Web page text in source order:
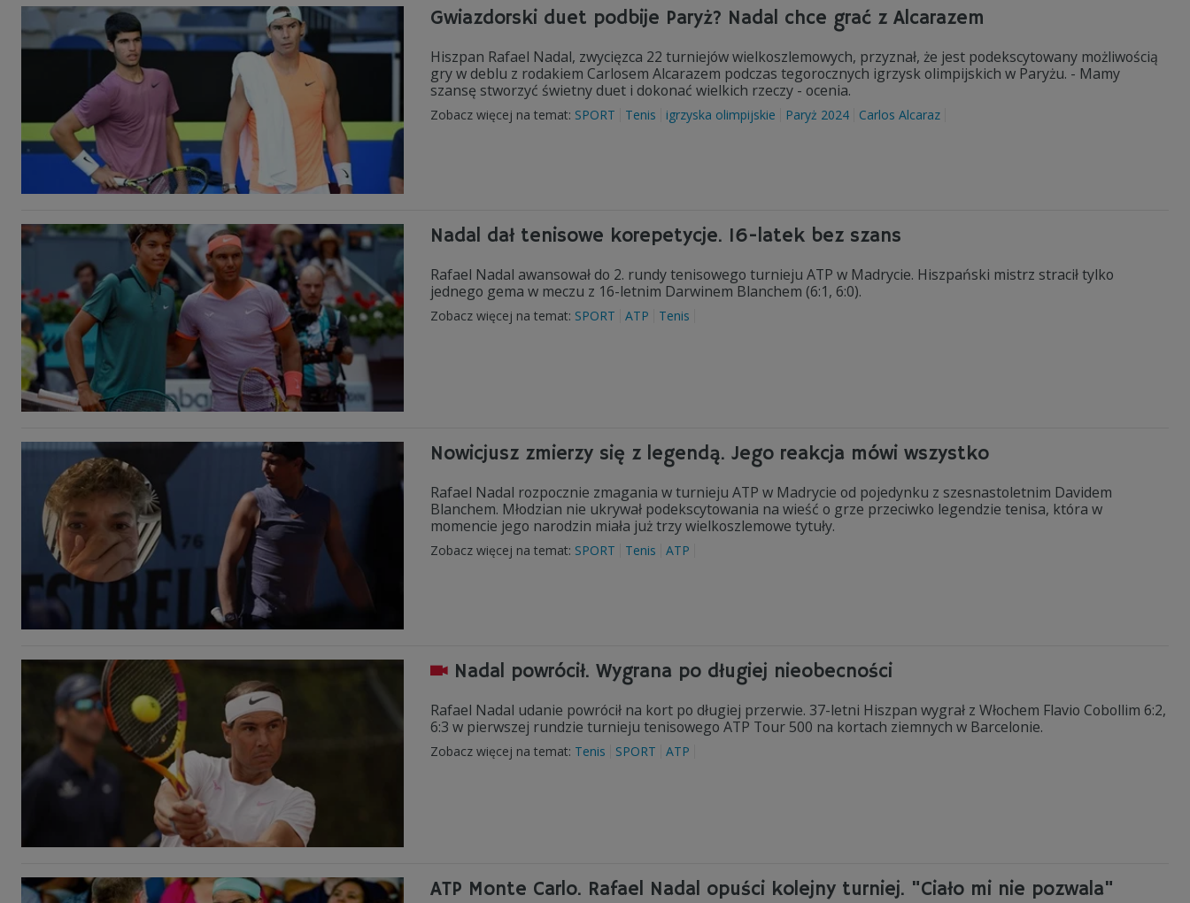
Gwiazdorski duet podbije Paryż? Nadal chce grać z Alcarazem
Hiszpan Rafael Nadal, zwycięzca 22 turniejów wielkoszlemowych, przyznał, że jest podekscytowany możliwością
gry w deblu z rodakiem Carlosem Alcarazem podczas tegorocznych igrzysk olimpijskich w Paryżu. - Mamy
szansę stworzyć świetny duet i dokonać wielkich rzeczy - ocenia.
Zobacz więcej na temat: SPORT Tenis igrzyska olimpijskie Paryż 2024 Carlos Alcaraz
Nadal dał tenisowe korepetycje. 16-latek bez szans
Rafael Nadal awansował do 2. rundy tenisowego turnieju ATP w Madrycie. Hiszpański mistrz stracił tylko
jednego gema w meczu z 16-letnim Darwinem Blanchem (6:1, 6:0).
Zobacz więcej na temat: SPORT ATP Tenis
Nowicjusz zmierzy się z legendą. Jego reakcja mówi wszystko
Rafael Nadal rozpocznie zmagania w turnieju ATP w Madrycie od pojedynku z szesnastoletnim Davidem
Blanchem. Młodzian nie ukrywał podekscytowania na wieść o grze przeciwko legendzie tenisa, która w
momencie jego narodzin miała już trzy wielkoszlemowe tytuły.
Zobacz więcej na temat: SPORT Tenis ATP
Nadal powrócił. Wygrana po długiej nieobecności
Rafael Nadal udanie powrócił na kort po długiej przerwie. 37-letni Hiszpan wygrał z Włochem Flavio Cobollim 6:2,
6:3 w pierwszej rundzie turnieju tenisowego ATP Tour 500 na kortach ziemnych w Barcelonie.
Zobacz więcej na temat: Tenis SPORT ATP
ATP Monte Carlo. Rafael Nadal opuści kolejny turniej. "Ciało mi nie pozwala"